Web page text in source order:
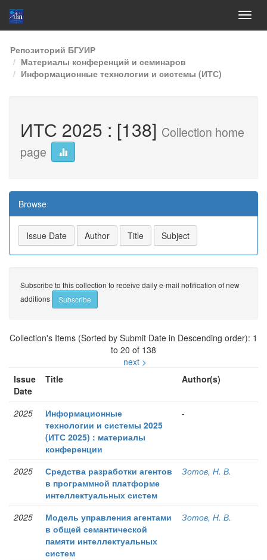
Skip
navigation
Репозиторий БГУИР
Материалы конференций и семинаров
Информационные технологии и системы (ИТС)
ИТС 2025 : [138] Collection home
page
Browse
Subscribe to this collection to receive daily e-mail notification of new
additions
Collection's Items (Sorted by Submit Date in Descending order): 1
to 20 of 138
next >
Issue
Date
Title Author(s)
2025
Информационные
технологии и системы 2025
(ИТС 2025) : материалы
конференции
-
2025
Средства разработки агентов
в программной платформе
интеллектуальных систем
Зотов, Н. В.
2025
Модель управления агентами
в общей семантической
памяти интеллектуальных
систем
Зотов, Н. В.